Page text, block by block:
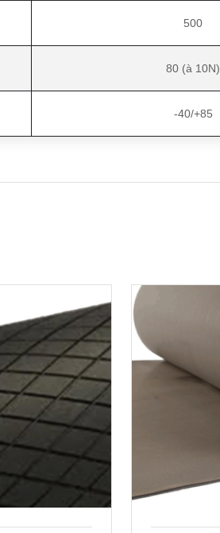
500
80 (à 10N)
-40/+85